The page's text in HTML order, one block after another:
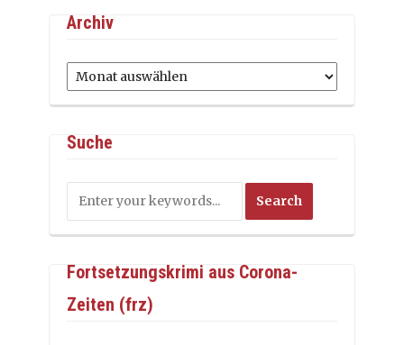
Archiv
Archiv
Suche
Fortsetzungskrimi aus Corona-
Zeiten (frz)